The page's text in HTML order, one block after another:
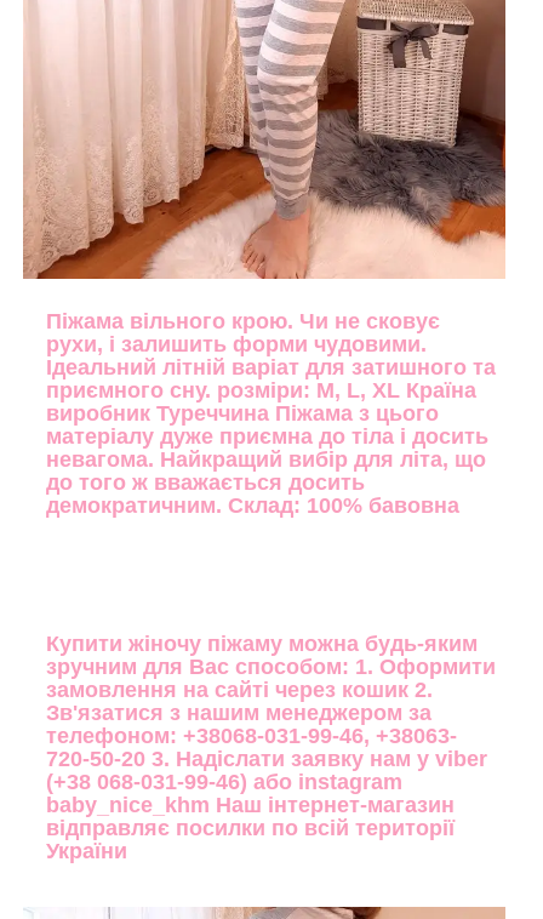
Піжама вільного крою. Чи не сковує
рухи, і залишить форми чудовими.
Ідеальний літній варіат для затишного та
приємного сну. розміри: M, L, XL Країна
виробник Туреччина Піжама з цього
матеріалу дуже приємна до тіла і досить
невагома. Найкращий вибір для літа, що
до того ж вважається досить
демократичним. Склад: 100% бавовна
Купити жіночу піжаму можна будь-яким
зручним для Вас способом: 1. Оформити
замовлення на сайті через кошик 2.
Зв'язатися з нашим менеджером за
телефоном: +38068-031-99-46, +38063-
720-50-20 3. Надіслати заявку нам у viber
(+38 068-031-99-46) або instagram
baby_nice_khm Наш інтернет-магазин
відправляє посилки по всій території
України